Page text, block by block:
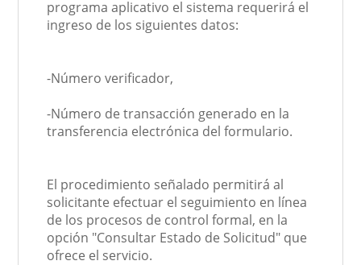
programa aplicativo el sistema requerirá el
ingreso de los siguientes datos:
-Número verificador,
-Número de transacción generado en la
transferencia electrónica del formulario.
El procedimiento señalado permitirá al
solicitante efectuar el seguimiento en línea
de los procesos de control formal, en la
opción "Consultar Estado de Solicitud" que
ofrece el servicio.